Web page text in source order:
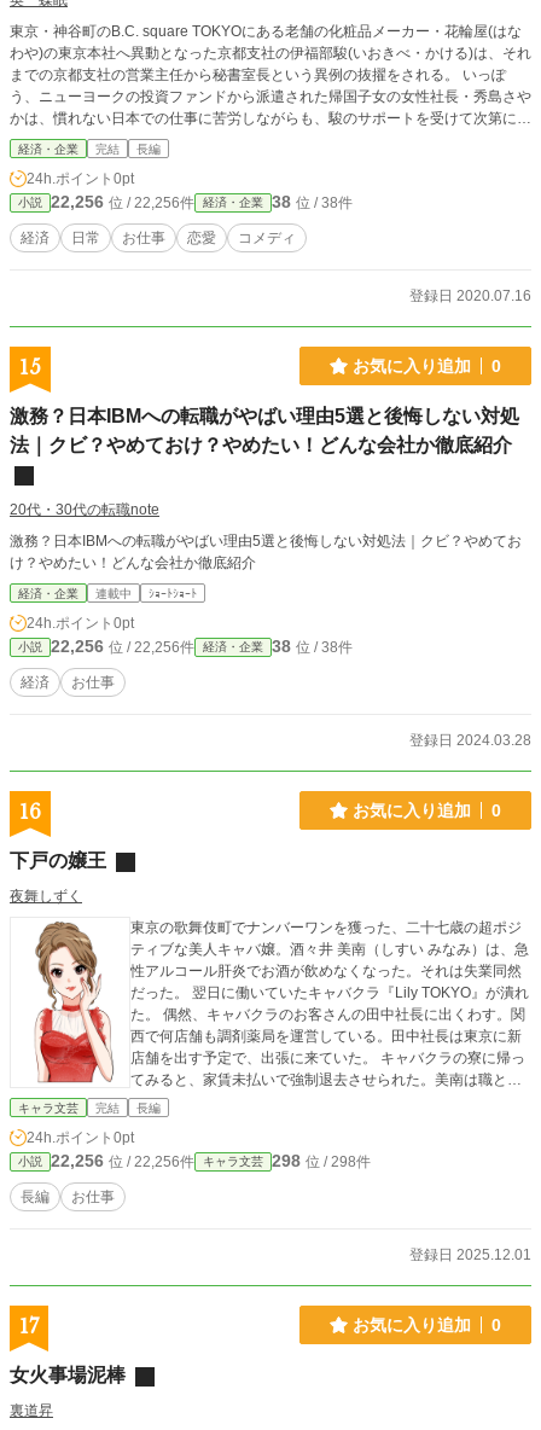
東京・神谷町のB.C. square TOKYOにある老舗の化粧品メーカー・花輪屋(はな
わや)の東京本社へ異動となった京都支社の伊福部駿(いおきべ・かける)は、それ
までの京都支社の営業主任から秘書室長という異例の抜擢をされる。 いっぽ
う、ニューヨークの投資ファンドから派遣された帰国子女の女性社長・秀島さや
かは、慣れない日本での仕事に苦労しながらも、駿のサポートを受けて次第に乗
り越えて行くのだが…。 経済小説でありながら笑いあり、ときに涙あり、さら
にドタバタありの新型オフィスラブコメディ。
経済・企業 完結 長編
24h.ポイント 0pt
小説 22,256 位 / 22,256件 経済・企業 38 位 / 38件
経済 日常 お仕事 恋愛 コメディ
登録日 2020.07.16
15 お気に入り追加 0
激務？日本IBMへの転職がやばい理由5選と後悔しない対処
法｜クビ？やめておけ？やめたい！どんな会社か徹底紹介
20代・30代の転職note
激務？日本IBMへの転職がやばい理由5選と後悔しない対処法｜クビ？やめてお
け？やめたい！どんな会社か徹底紹介
経済・企業 連載中 ｼｮｰﾄｼｮｰﾄ
24h.ポイント 0pt
小説 22,256 位 / 22,256件 経済・企業 38 位 / 38件
経済 お仕事
登録日 2024.03.28
16 お気に入り追加 0
下戸の嬢王
夜舞しずく
東京の歌舞伎町でナンバーワンを獲った、二十七歳の超ポジ
ティブな美人キャバ嬢。酒々井 美南（しすい みなみ）は、急
性アルコール肝炎でお酒が飲めなくなった。それは失業同然
だった。 翌日に働いていたキャバクラ『Lily TOKYO』が潰れ
た。 偶然、キャバクラのお客さんの田中社長に出くわす。関
西で何店舗も調剤薬局を運営している。田中社長は東京に新
店舗を出す予定で、出張に来ていた。 キャバクラの寮に帰っ
てみると、家賃未払いで強制退去させられた。美南は職と家
を同時に失う。家賃は給与から引かれていたのに、オーナー
務経験しかない。昼職で普通に転職活動をしても、ろくな仕
事に就けないだろう。ほかのキャバクラの面接を東京で受け
ません。 表紙画像はイラストAC様よりお借りしました。
キャラ文芸 完結 長編
24h.ポイント 0pt
小説 22,256 位 / 22,256件 キャラ文芸 298 位 / 298件
長編 お仕事
登録日 2025.12.01
17 お気に入り追加 0
女火事場泥棒
裏道昇